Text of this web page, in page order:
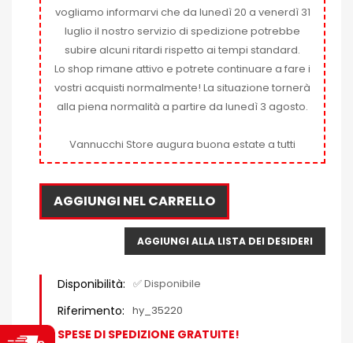
vogliamo informarvi che da lunedì 20 a venerdì 31
luglio il nostro servizio di spedizione potrebbe
subire alcuni ritardi rispetto ai tempi standard.
Lo shop rimane attivo e potrete continuare a fare i
vostri acquisti normalmente! La situazione tornerà
alla piena normalità a partire da lunedì 3 agosto.
Vannucchi Store augura buona estate a tutti
AGGIUNGI NEL CARRELLO
AGGIUNGI ALLA LISTA DEI DESIDERI
Disponibilità: ✅ Disponibile
Riferimento: hy_35220
SPESE DI SPEDIZIONE GRATUITE!